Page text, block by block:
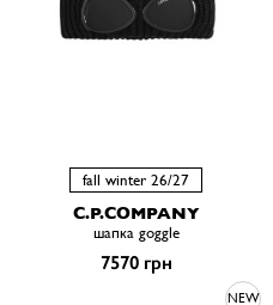
fall winter 26/27
C.P.COMPANY
шапка goggle
7570 грн
NEW